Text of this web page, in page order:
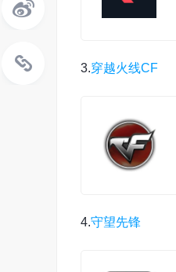
3.穿越火线CF
4.守望先锋